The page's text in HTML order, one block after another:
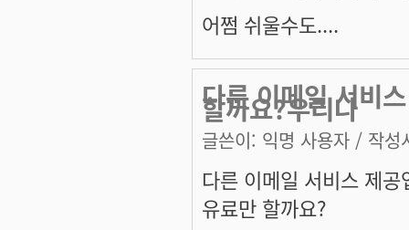
어쩜 쉬울수도....
다른 이메일 서비
할까요?우리나
글쓴이: 익명 사용자 / 작성
다른 이메일 서비스 제
유료만 할까요?